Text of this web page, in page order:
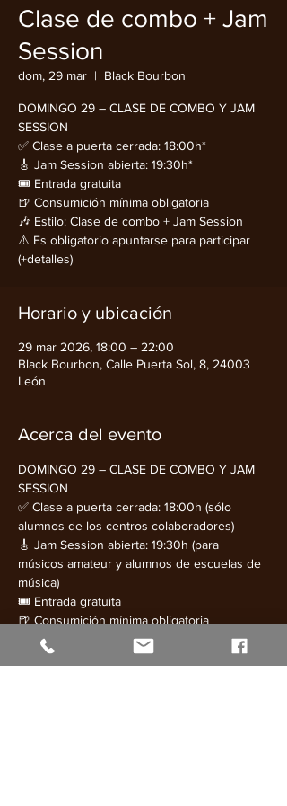
Clase de combo + Jam
Session
dom, 29 mar
  |
Black Bourbon
DOMINGO 29 – CLASE DE COMBO Y JAM
SESSION
✅ Clase a puerta cerrada: 18:00h*
🎸 Jam Session abierta: 19:30h*
🎟️ Entrada gratuita
🍺 Consumición mínima obligatoria
🎶 Estilo: Clase de combo + Jam Session
⚠️ Es obligatorio apuntarse para participar
(+detalles)
Horario y ubicación
29 mar 2026, 18:00 – 22:00
Black Bourbon, Calle Puerta Sol, 8, 24003
León
Acerca del evento
DOMINGO 29 – CLASE DE COMBO Y JAM
SESSION
✅ Clase a puerta cerrada: 18:00h (sólo
alumnos de los centros colaboradores)
🎸 Jam Session abierta: 19:30h (para
músicos amateur y alumnos de escuelas de
música)
🎟️ Entrada gratuita
🍺 Consumición mínima obligatoria
🎶 Estilo: Clase de combo + Jam Session